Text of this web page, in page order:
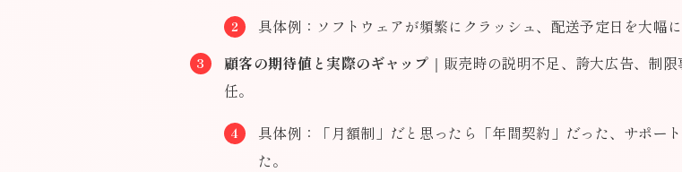
具体例：ソフトウェアが頻繁にクラッシュ、配送予定日を大幅
顧客の期待値と実際のギャップ ｜販売時の説明不足、誇大広告、制
任。
具体例：「月額制」だと思ったら「年間契約」だった、サポー
た。